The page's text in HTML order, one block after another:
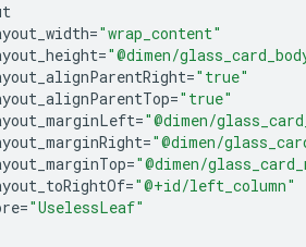
="wrap_content"
="@dimen/
="true"
="true"
="@dimen/
="@dimen/
="@dimen/
="@+id/left_column"
="UselessLeaf"